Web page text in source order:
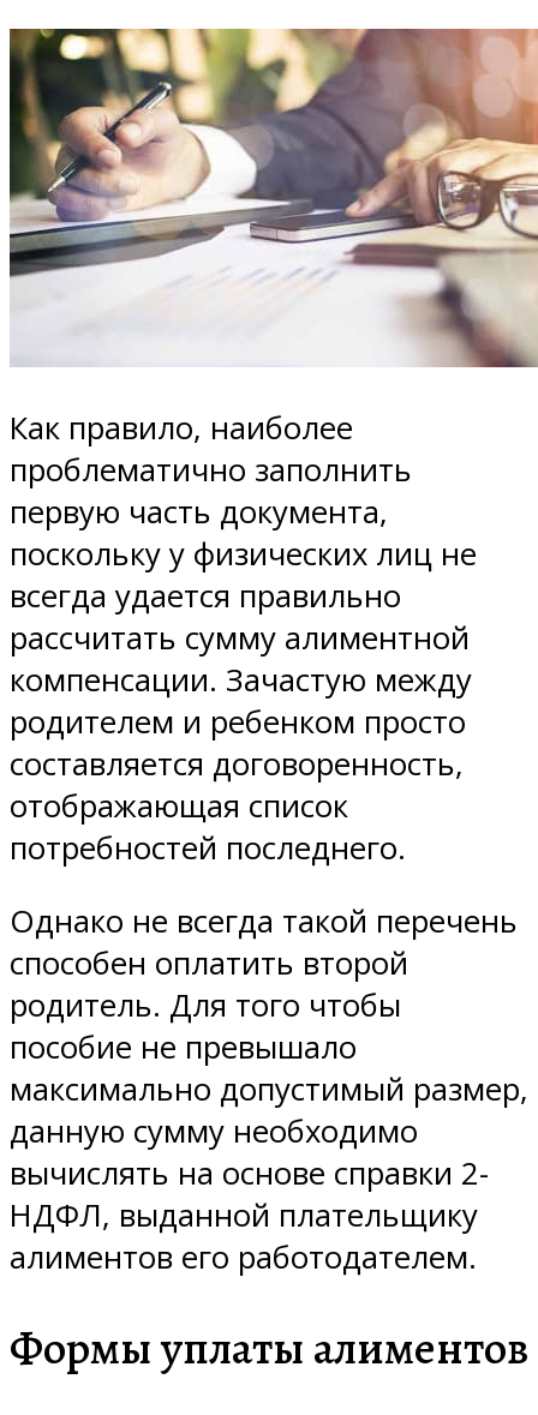
Как правило, наиболее
проблематично заполнить
первую часть документа,
поскольку у физических лиц не
всегда удается правильно
рассчитать сумму алиментной
компенсации. Зачастую между
родителем и ребенком просто
составляется договоренность,
отображающая список
потребностей последнего.
Однако не всегда такой перечень
способен оплатить второй
родитель. Для того чтобы
пособие не превышало
максимально допустимый размер,
данную сумму необходимо
вычислять на основе справки 2-
НДФЛ, выданной плательщику
алиментов его работодателем.
Формы уплаты алиментов